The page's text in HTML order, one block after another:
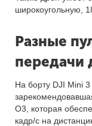
широкоугольную,
Разные
передачи
На борту DJI Mini
O3, которая
кадр/с на